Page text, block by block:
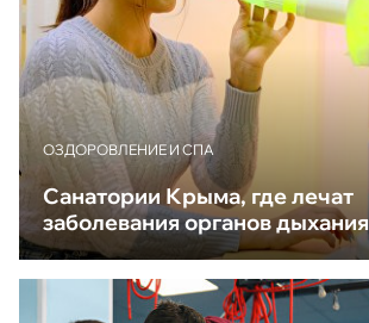
ОЗДОРОВЛЕНИЕ И СПА
Санатории Крыма, где лечат
заболевания органов дыхания